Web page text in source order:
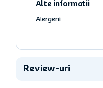
Alte informatii
Alergeni
Review-uri